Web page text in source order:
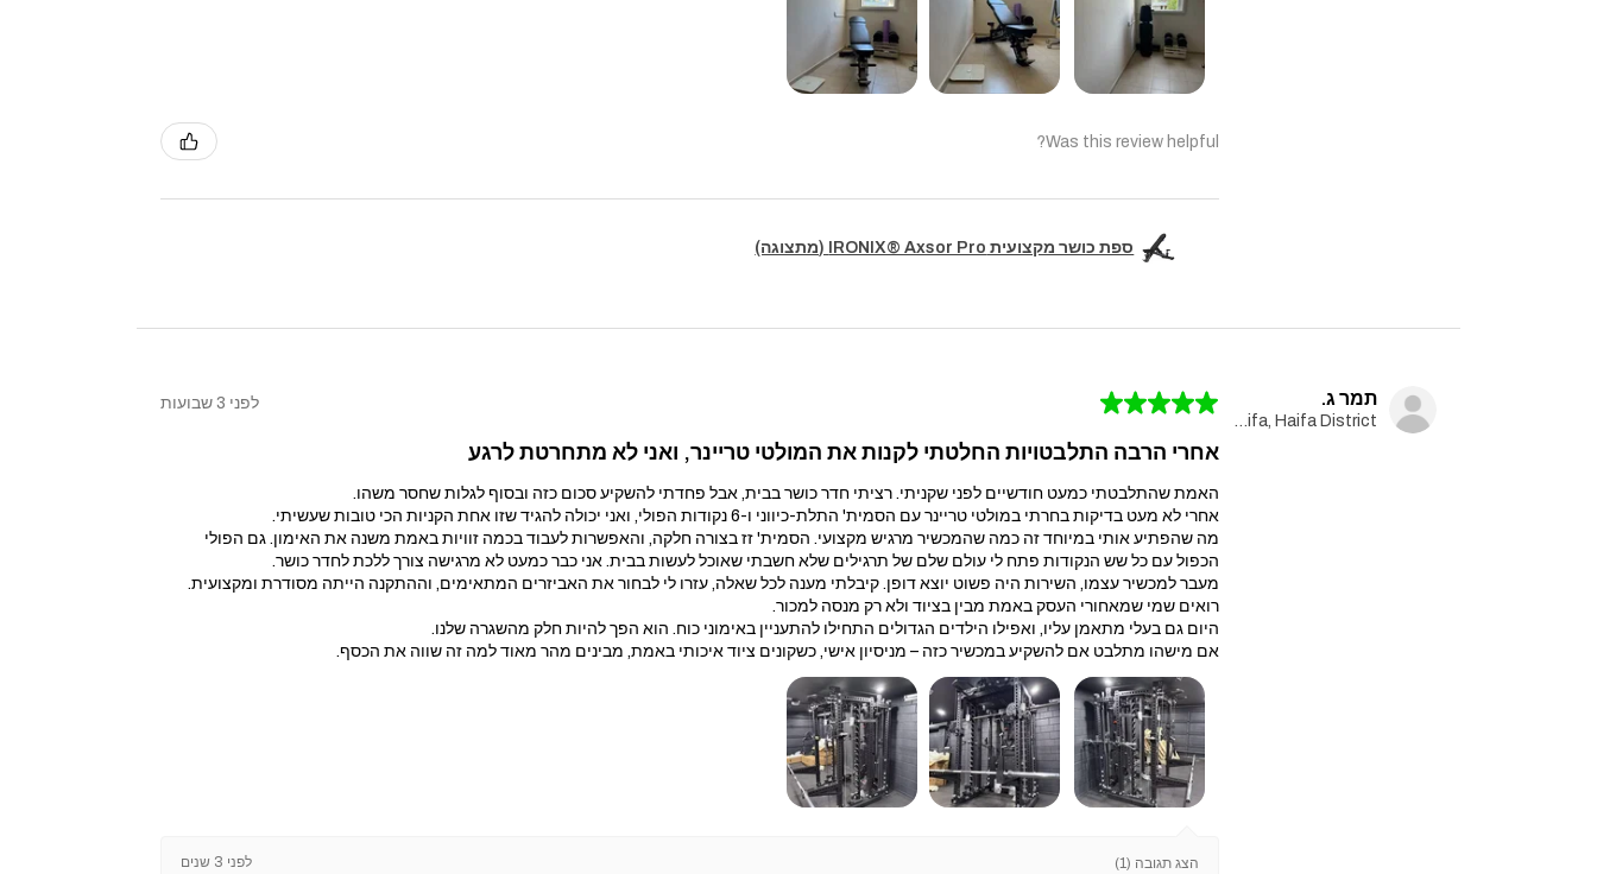
Was this review helpful?
ספת כושר מקצועית IRONIX® Axsor Pro (מתצוגה)
תמר ג.
Haifa, Haifa District
★
★
★
★
★ לפני 3 שבועות
אחרי הרבה התלבטויות החלטתי לקנות את המולטי טריינר, ואני לא מתחרטת לרגע
האמת שהתלבטתי כמעט חודשיים לפני שקניתי. רציתי חדר כושר בבית, אבל פחדתי להשקיע סכום כזה ובסוף לגלות שחסר משהו.
אחרי לא מעט בדיקות בחרתי במולטי טריינר עם הסמית' התלת-כיווני ו-6 נקודות הפולי, ואני יכולה להגיד שזו אחת הקניות הכי טובות שעשיתי.
מה שהפתיע אותי במיוחד זה כמה שהמכשיר מרגיש מקצועי. הסמית' זז בצורה חלקה, והאפשרות לעבוד בכמה זוויות באמת משנה את האימון. גם הפולי
הכפול עם כל שש הנקודות פתח לי עולם שלם של תרגילים שלא חשבתי שאוכל לעשות בבית. אני כבר כמעט לא מרגישה צורך ללכת לחדר כושר.
מעבר למכשיר עצמו, השירות היה פשוט יוצא דופן. קיבלתי מענה לכל שאלה, עזרו לי לבחור את האביזרים המתאימים, וההתקנה הייתה מסודרת ומקצועית.
רואים שמי שמאחורי העסק באמת מבין בציוד ולא רק מנסה למכור.
היום גם בעלי מתאמן עליו, ואפילו הילדים הגדולים התחילו להתעניין באימוני כוח. הוא הפך להיות חלק מהשגרה שלנו.
אם מישהו מתלבט אם להשקיע במכשיר כזה – מניסיון אישי, כשקונים ציוד איכותי באמת, מבינים מהר מאוד למה זה שווה את הכסף.
הצג תגובה (1) לפני 3 שנים